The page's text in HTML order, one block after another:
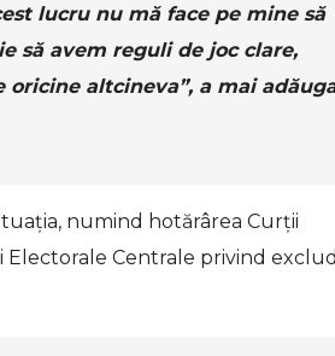
lucru nu mă face pe mine să
să avem reguli de joc clare,
altcineva”, a mai
numind hotărârea Curții
Electorale Centrale privind